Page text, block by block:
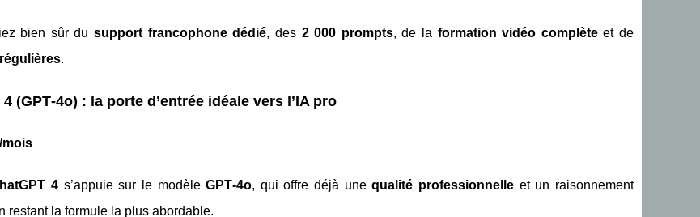
bien sûr dusupport francophone dédié, des 2 000 prompts, de la formation vidéo complèteet de
.
(GPT‑4o) : la porte d’entrée idéale vers l’IA pro
mois
4s’appuie sur le modèleGPT‑4o, qui offre déjà unequalité professionnelle et un raisonnement
restant la formule la plus abordable.